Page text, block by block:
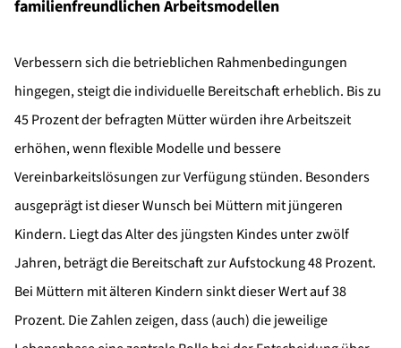
familienfreundlichen Arbeitsmodellen
Verbessern sich die betrieblichen Rahmenbedingungen
hingegen, steigt die individuelle Bereitschaft erheblich. Bis zu
45 Prozent der befragten Mütter würden ihre Arbeitszeit
erhöhen, wenn flexible Modelle und bessere
Vereinbarkeitslösungen zur Verfügung stünden. Besonders
ausgeprägt ist dieser Wunsch bei Müttern mit jüngeren
Kindern. Liegt das Alter des jüngsten Kindes unter zwölf
Jahren, beträgt die Bereitschaft zur Aufstockung 48 Prozent.
Bei Müttern mit älteren Kindern sinkt dieser Wert auf 38
Prozent. Die Zahlen zeigen, dass (auch) die jeweilige